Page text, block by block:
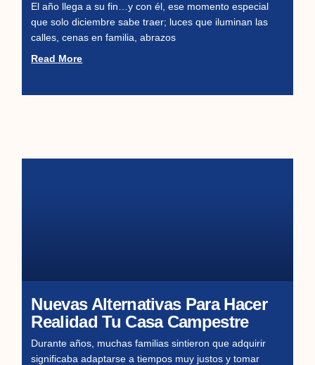
El año llega a su fin…y con él, ese momento especial
que solo diciembre sabe traer; luces que iluminan las
calles, cenas en familia, abrazos
Read More
Nuevas Alternativas Para Hacer
Realidad Tu Casa Campestre
Durante años, muchas familias sintieron que adquirir
significaba adaptarse a tiempos muy justos y tomar